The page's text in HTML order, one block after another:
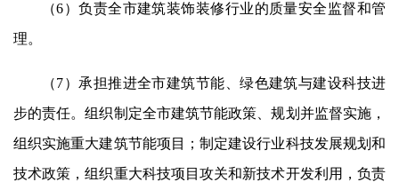
（6）负责全市建筑装饰装修行业的质量安全监督和管
理。
（7）承担推进全市建筑节能、绿色建筑与建设科技进
步的责任。组织制定全市建筑节能政策、规划并监督实施，
组织实施重大建筑节能项目；制定建设行业科技发展规划和
技术政策，组织重大科技项目攻关和新技术开发利用，负责